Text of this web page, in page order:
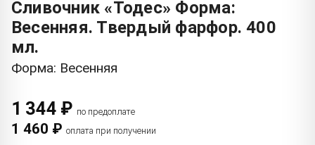
Сливочник «Тодес» Форма:
Весенняя. Твердый фарфор. 400
мл.
Форма: Весенняя
1 344 ₽ по предоплате
1 460 ₽ оплата при получении